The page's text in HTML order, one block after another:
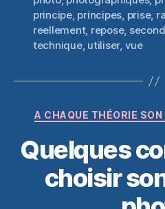
principe, principes, prise,
reellement, repose,
technique, utiliser, vue
A CHAQUE THÉORIE
Quelques
choisir